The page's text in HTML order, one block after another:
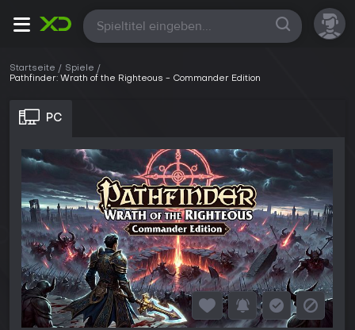
Alle
Startseite
Spiele
Pathfinder: Wrath of the Righteous - Commander Edition
PC